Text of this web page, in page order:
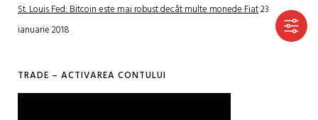
St. Louis Fed: Bitcoin este mai robust decât multe monede Fiat23
ianuarie 2018
TRADE – ACTIVAREA CONTULUI